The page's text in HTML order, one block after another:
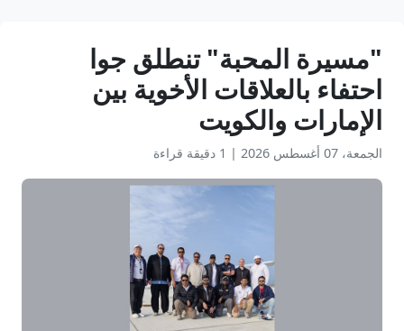
"مسيرة المحبة" تنطلق جوا
احتفاء بالعلاقات الأخوية بين
الإمارات والكويت
الجمعة، 07 أغسطس 2026 | 1 دقيقة قراءة